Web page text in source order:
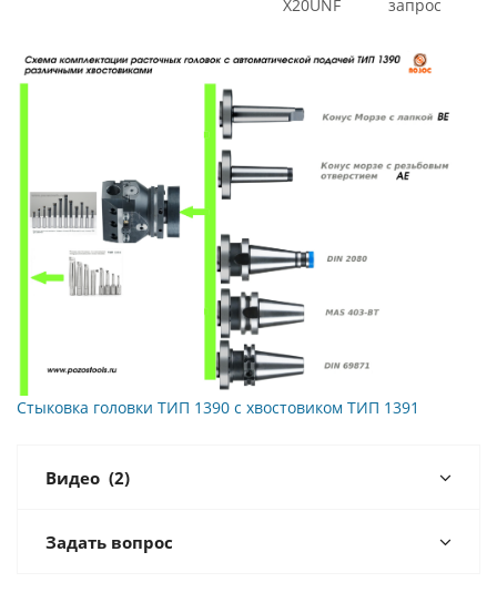
X20UNF
запрос
Стыковка головки ТИП 1390 с хвостовиком ТИП 1391
Видео (2)
Задать вопрос